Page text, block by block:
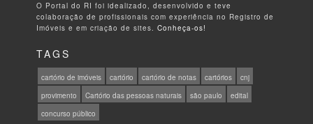
O Portal do RI foi idealizado, desenvolvido e teve
colaboração de profissionais com experiência no Registro de
Imóveis e em criação de sites.Conheça-os!
TAGS
cartório de imóveis cartório cartório de notas cartórios
cnj
provimento
Cartório das pessoas naturais são paulo
edital
concurso público